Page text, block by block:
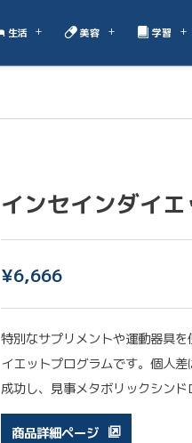
生活 美容 学習
インセインダイエ
¥6,666
特別なサプリメントや運動器具
イエットプログラムです。個人
成功し、見事メタボリックシン
商品詳細ページ